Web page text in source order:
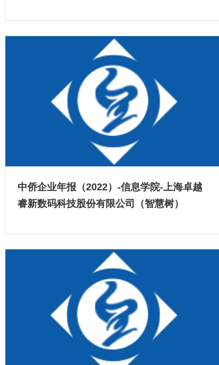
中侨企业年报（2022）-信息学院-上海卓越
睿新数码科技股份有限公司（智慧树）